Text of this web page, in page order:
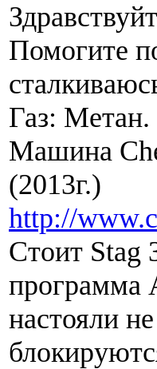
Помогите
Газ: Метан.
Машина
(2013г.)
http://
Стоит Stag
программа
настояли